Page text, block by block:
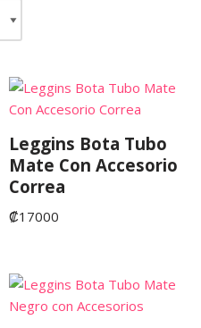
Leggins Bota Tubo
Mate Con Accesorio
Correa
₡17000